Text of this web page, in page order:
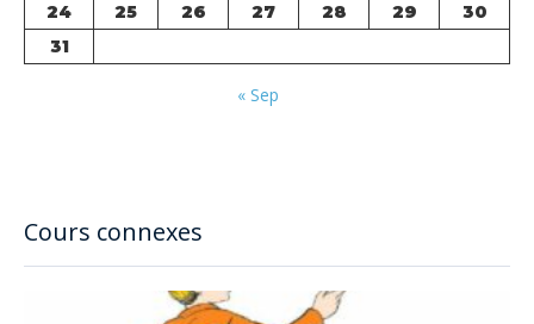
Cours connexes
24
25 26 27 28 29
30
31
« Sep